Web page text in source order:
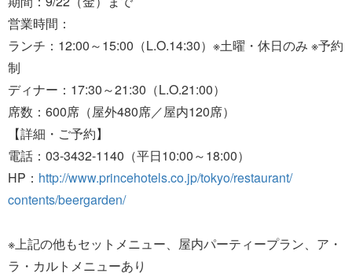
営業時間：
ランチ：12:00～15:00（L.O.14:30）※土曜・休日のみ ※予約
制
ディナー：17:30～21:30（L.O.21:00）
席数：600席（屋外480席／屋内120席）
【詳細・ご予約】
電話：03-3432-1140（平日10:00～18:00）
HP： http://www.princehotels.co.jp/tokyo/restaurant/
contents/beergarden/
※上記の他もセットメニュー、屋内パーティープラン、ア・
ラ・カルトメニューあり